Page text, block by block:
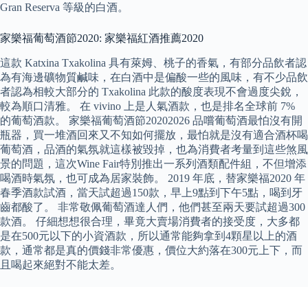
Gran Reserva 等級的白酒。
家樂福葡萄酒節2020: 家樂福紅酒推薦2020
這款 Katxina Txakolina 具有萊姆、桃子的香氣，有部分品飲者認
為有海邊礦物質鹹味，在白酒中是偏酸一些的風味，有不少品飲
者認為相較大部分的 Txakolina 此款的酸度表現不會過度尖銳，
較為順口清雅。 在 vivino 上是人氣酒款，也是排名全球前 7%
的葡萄酒款。 家樂福葡萄酒節20202026 品嚐葡萄酒最怕沒有開
瓶器，買一堆酒回來又不知如何擺放，最怕就是沒有適合酒杯喝
葡萄酒，品酒的氣氛就這樣被毀掉，也為消費者考量到這些煞風
景的問題，這次Wine Fair特別推出一系列酒類配件組，不但增添
喝酒時氣氛，也可成為居家裝飾。 2019 年底，替家樂福2020 年
春季酒款試酒，當天試超過150款，早上9點到下午5點，喝到牙
齒都酸了。 非常敬佩葡萄酒達人們，他們甚至兩天要試超過300
款酒。 仔細想想很合理，畢竟大賣場消費者的接受度，大多都
是在500元以下的小資酒款，所以通常能夠拿到4顆星以上的酒
款，通常都是真的價錢非常優惠，價位大約落在300元上下，而
且喝起來絕對不能太差。